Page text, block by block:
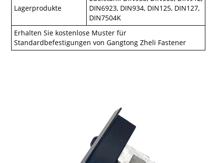
Lagerprodukte
DIN6923, DIN934, DIN125, DIN127,
DIN7504K
Erhalten Sie kostenlose Muster für
Standardbefestigungen von Gangtong Zheli Fastener